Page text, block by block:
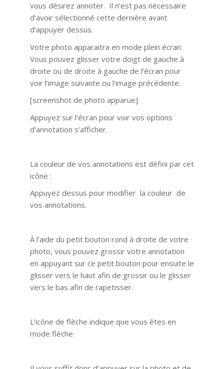
vous désirez annoter. Il n’est pas nécessaire
d’avoir sélectionné cette dernière avant
d’appuyer dessus.
Votre photo apparaitra en mode plein écran.
Vous pouvez glisser votre doigt de gauche à
droite ou de droite à gauche de l’écran pour
voir l’image suivante ou l’image précédente.
[screenshot de photo apparue]
Appuyez sur l’écran pour voir vos options
d’annotation s’afficher.
La couleur de vos annotations est défini par cet
icône :
Appuyez dessus pour modifier la couleur de
vos annotations.
À l’aide du petit bouton rond à droite de votre
photo, vous pouvez grossir votre annotation
en appuyant sur ce petit bouton pour ensuite le
glisser vers le haut afin de grossir ou le glisser
vers le bas afin de rapetisser.
L’icône de flèche indique que vous êtes en
mode flèche.